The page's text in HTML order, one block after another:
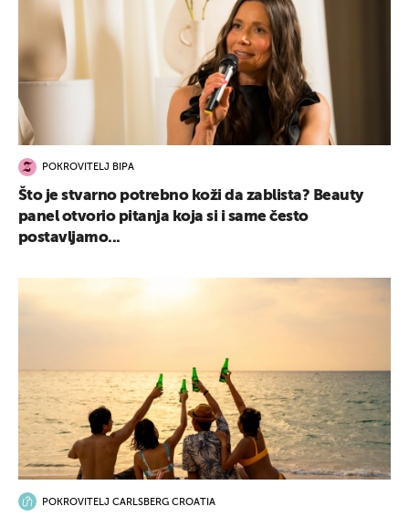
POKROVITELJ BIPA
Što je stvarno potrebno koži da zablista? Beauty
panel otvorio pitanja koja si i same često
postavljamo...
POKROVITELJ CARLSBERG CROATIA